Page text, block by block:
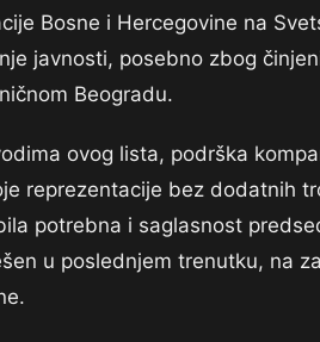
Bosne i Hercegovine na
javnosti, posebno zbog
Beogradu.
ovog lista, podrška
reprezentacije bez dodatnih
potrebna i saglasnost
u poslednjem trenutku, na